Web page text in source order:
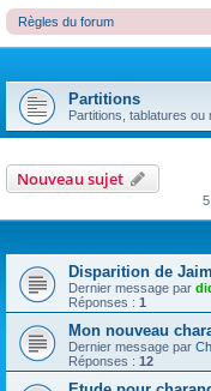
Règles du forum
Partitions
Partitions, tablatures
Nouveau sujet
Disparition de
Dernier message par
Réponses : 1
Mon nouveau
Dernier message par
Réponses : 12